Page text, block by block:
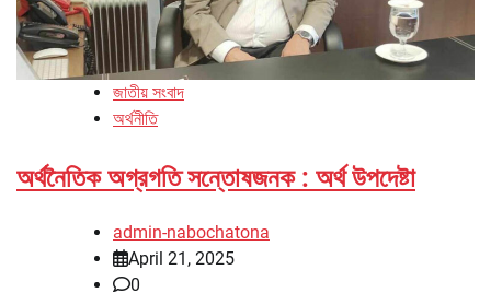
জাতীয় সংবাদ
অর্থনীতি
অর্থনৈতিক অগ্রগতি সন্তোষজনক : অর্থ উপদেষ্টা
admin-nabochatona
April 21, 2025
0